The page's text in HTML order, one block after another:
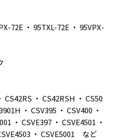
72E ・ 95TXL-72E ・ 95VPX-
・ CS42RSH ・ CS50
・ CSV395 ・ CSV400 ・
・ CSVE397 ・ CSVE4501 ・
・ CSVE5001 など